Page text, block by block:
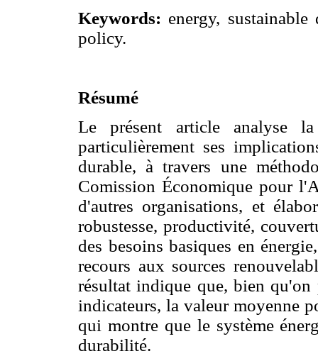
Keywords: energy,
policy.
Résumé
Le présent article analyse
particulièrement ses
durable, à travers une
Comission Économique pour
d'autres organisations, et
robustesse, productivité,
des besoins basiques en
recours aux sources
résultat indique que, bien qu'on
indicateurs, la valeur moyenne
qui montre que le système
durabilité.